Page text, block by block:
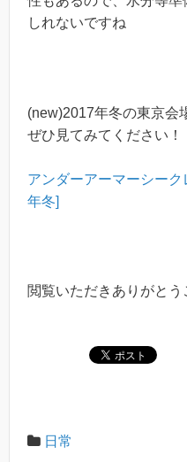
しれないですね
(new)2017年冬の東京会
ぜひ見てみてください！
アンダーアーマーシー
年冬]
閲覧いただきありがとう
日常